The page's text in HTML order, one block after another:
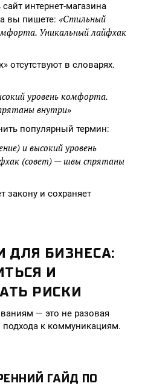
интернет-магазина
вы пишете: «Стильный
Уникальный лайфхак
отсутствуют в словарях.
уровень комфорта.
внутри»
популярный термин:
и высокий уровень
(совет) — швы спрятаны
закону и сохраняет
ДЛЯ БИЗНЕСА:
И
РИСКИ
— это не разовая
подхода к коммуникациям.
ГАЙД ПО